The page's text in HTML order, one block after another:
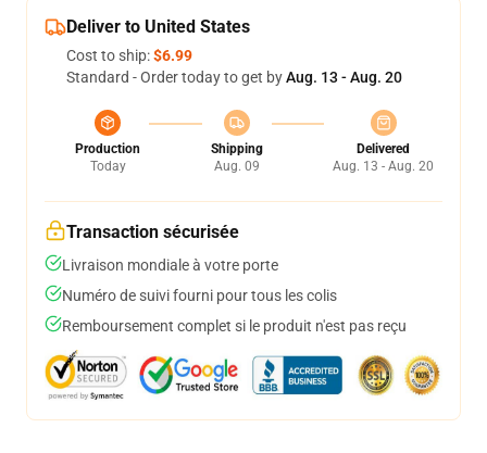
Deliver to United States
Cost to ship:$6.99
Standard - Order today to get byAug. 13 - Aug. 20
Production
Today
Shipping
Aug. 09
Delivered
Aug. 13 - Aug. 20
Transaction sécurisée
Livraison mondiale à votre porte
Numéro de suivi fourni pour tous les colis
Remboursement complet si le produit n'est pas reçu